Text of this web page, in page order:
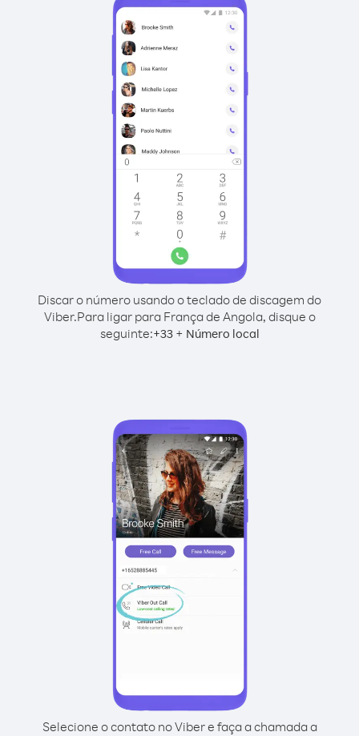
Discar o número usando o teclado de discagem do
Viber.Para ligar para França de Angola, disque o
seguinte:+33+ Número local
Selecione o contato no Viber e faça a chamada a